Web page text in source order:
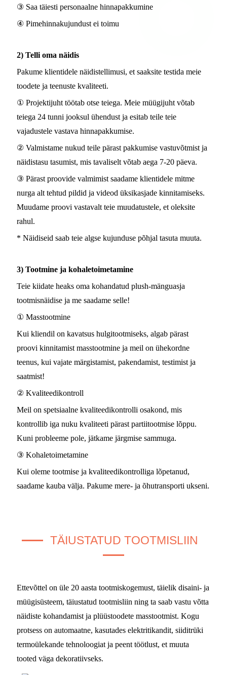
③ Saa täiesti personaalne hinnapakkumine
④ Pimehinnakujundust ei toimu
2) Telli oma näidis
Pakume klientidele näidistellimusi, et saaksite testida meie
toodete ja teenuste kvaliteeti.
① Projektijuht töötab otse teiega. Meie müügijuht võtab
teiega 24 tunni jooksul ühendust ja esitab teile teie
vajadustele vastava hinnapakkumise.
② Valmistame nukud teile pärast pakkumise vastuvõtmist ja
näidistasu tasumist, mis tavaliselt võtab aega 7-20 päeva.
③ Pärast proovide valmimist saadame klientidele mitme
nurga alt tehtud pildid ja videod üksikasjade kinnitamiseks.
Muudame proovi vastavalt teie muudatustele, et oleksite
rahul.
* Näidiseid saab teie algse kujunduse põhjal tasuta muuta.
3) Tootmine ja kohaletoimetamine
Teie kiidate heaks oma kohandatud plush-mänguasja
tootmisnäidise ja me saadame selle!
① Masstootmine
Kui kliendil on kavatsus hulgitootmiseks, algab pärast
proovi kinnitamist masstootmine ja meil on ühekordne
teenus, kui vajate märgistamist, pakendamist, testimist ja
saatmist!
② Kvaliteedikontroll
Meil on spetsiaalne kvaliteedikontrolli osakond, mis
kontrollib iga nuku kvaliteeti pärast partiitootmise lõppu.
Kuni probleeme pole, jätkame järgmise sammuga.
③ Kohaletoimetamine
Kui oleme tootmise ja kvaliteedikontrolliga lõpetanud,
saadame kauba välja. Pakume mere- ja õhutransporti ukseni.
TÄIUSTATUD TOOTMISLIIN
Ettevõttel on üle 20 aasta tootmiskogemust, täielik disaini- ja
müügisüsteem, täiustatud tootmisliin ning ta saab vastu võtta
näidiste kohandamist ja plüüstoodete masstootmist. Kogu
protsess on automaatne, kasutades elektritikandit, siiditrüki
termoülekande tehnoloogiat ja peent töötlust, et muuta
tooted väga dekoratiivseks.